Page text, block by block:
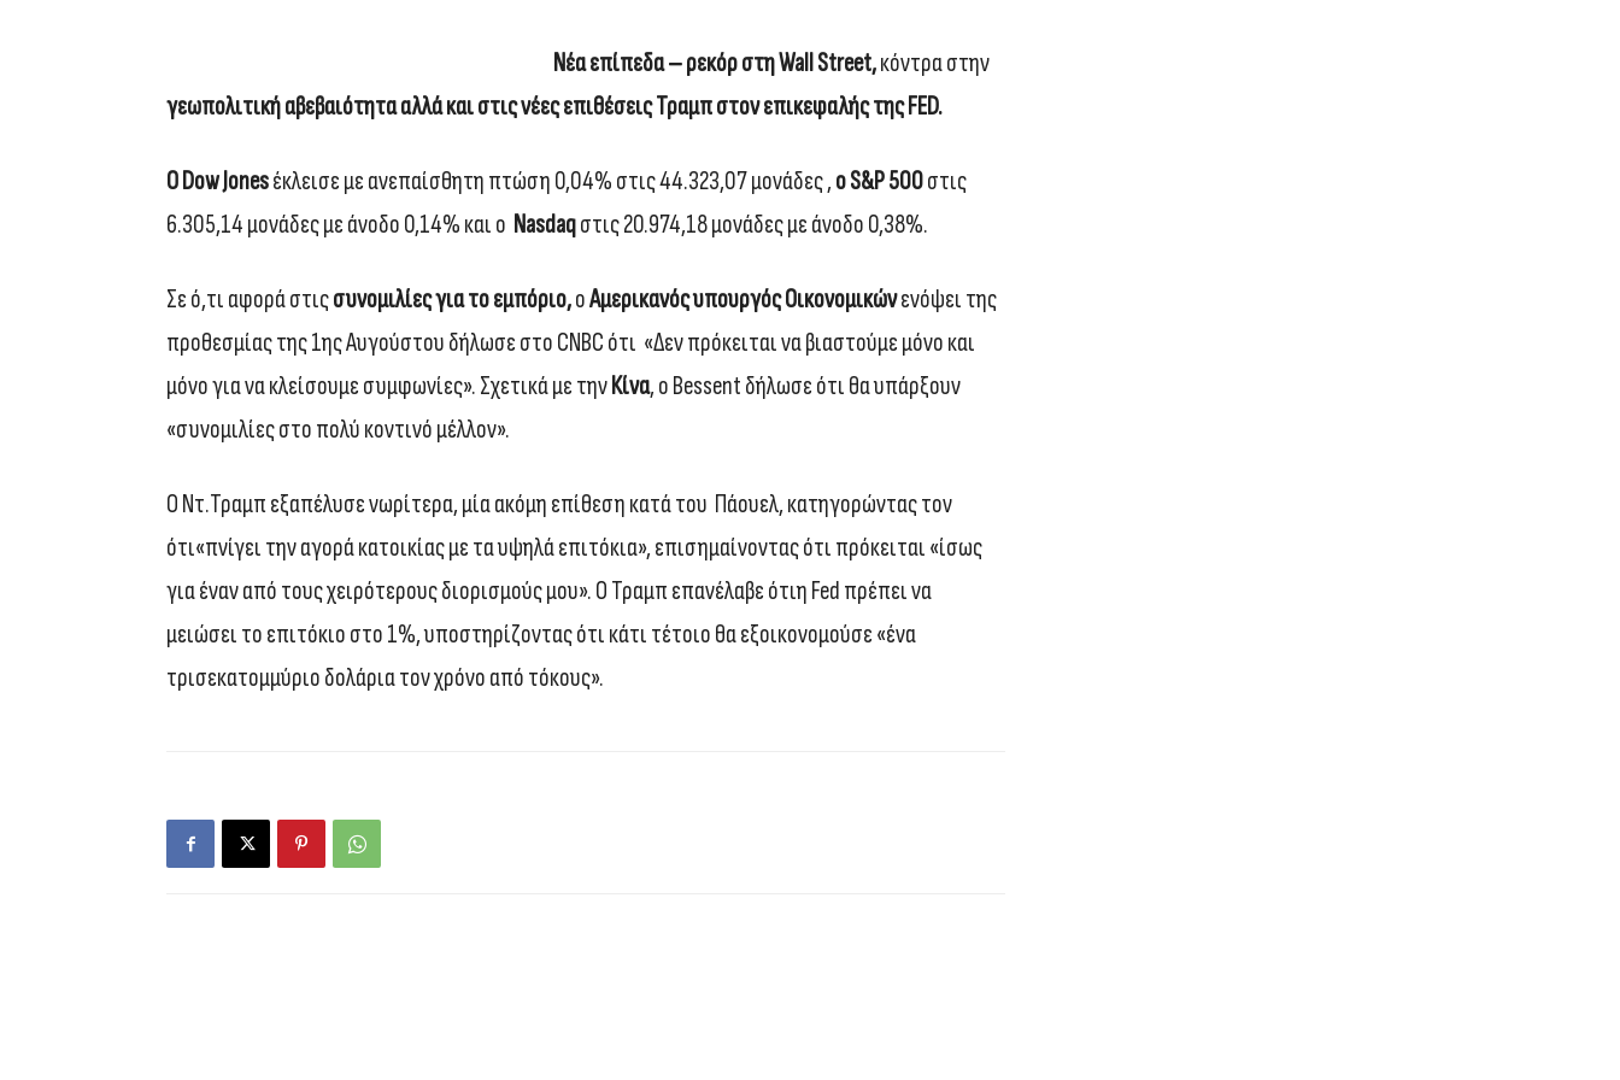
Nέα επίπεδα – ρεκόρ στη Wall Street,κόντρα στην
γεωπολιτική αβεβαιότητα αλλά και στις νέες επιθέσεις Τραμπ στον επικεφαλής της FED.
Ο Dow Jonesέκλεισε με ανεπαίσθητη πτώση 0,04% στις 44.323,07 μονάδες , οS&P 500στις
6.305,14 μονάδες με άνοδο 0,14% και ο Nasdaqστις 20.974,18 μονάδες με άνοδο 0,38%.
Σε ό,τι αφορά στιςσυνομιλίες για το εμπόριο,οΑμερικανός υπουργός Οικονομικώνενόψει της
προθεσμίας της 1ης Αυγούστου δήλωσε στο CNBC ότι «Δεν πρόκειται να βιαστούμε μόνο και
μόνο για να κλείσουμε συμφωνίες». Σχετικά με τηνΚίνα, ο Bessent δήλωσε ότι θα υπάρξουν
«συνομιλίες στο πολύ κοντινό μέλλον».
Ο Ντ.Τραμπ εξαπέλυσε νωρίτερα, μία ακόμη επίθεση κατά του Πάουελ, κατηγορώντας τον
ότι«πνίγει την αγορά κατοικίας με τα υψηλά επιτόκια», επισημαίνοντας ότι πρόκειται «ίσως
για έναν από τους χειρότερους διορισμούς μου». Ο Τραμπ επανέλαβε ότιη Fed πρέπει να
μειώσει το επιτόκιο στο 1%, υποστηρίζοντας ότι κάτι τέτοιο θα εξοικονομούσε «ένα
τρισεκατομμύριο δολάρια τον χρόνο από τόκους».